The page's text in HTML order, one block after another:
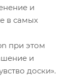
и
в самых
при этом
и
доски».